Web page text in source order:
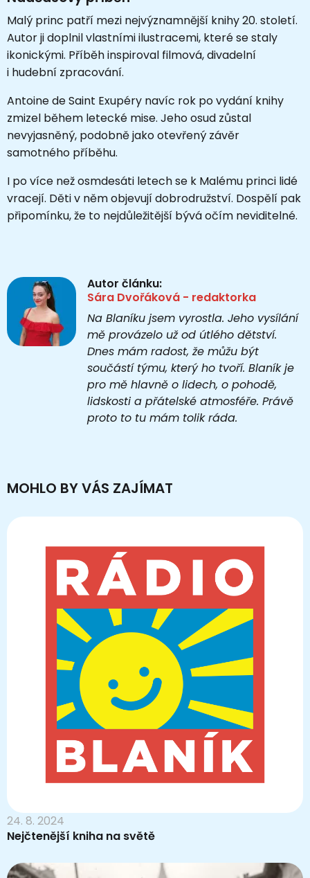
Malý princ patří mezi nejvýznamnější knihy 20. století.
Autor ji doplnil vlastními ilustracemi, které se staly
ikonickými. Příběh inspiroval filmová, divadelní
i hudební zpracování.
Antoine de Saint Exupéry navíc rok po vydání knihy
zmizel během letecké mise. Jeho osud zůstal
nevyjasněný, podobně jako otevřený závěr
samotného příběhu.
I po více než osmdesáti letech se k Malému princi lidé
vracejí. Děti v něm objevují dobrodružství. Dospělí pak
připomínku, že to nejdůležitější bývá očím neviditelné.
Autor článku:
Sára Dvořáková - redaktorka
Na Blaníku jsem vyrostla. Jeho vysílání
mě provázelo už od útlého dětství.
Dnes mám radost, že můžu být
součástí týmu, který ho tvoří. Blaník je
pro mě hlavně o lidech, o pohodě,
lidskosti a přátelské atmosféře. Právě
proto to tu mám tolik ráda.
MOHLO BY VÁS ZAJÍMAT
24. 8. 2024
Nejčtenější kniha na světě